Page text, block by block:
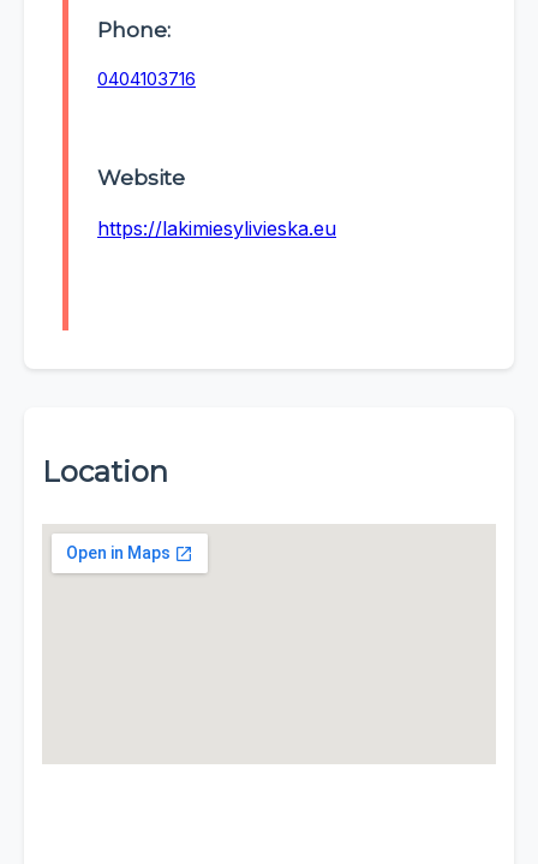
Phone:
0404103716
Website
https://lakimiesylivieska.eu
Location